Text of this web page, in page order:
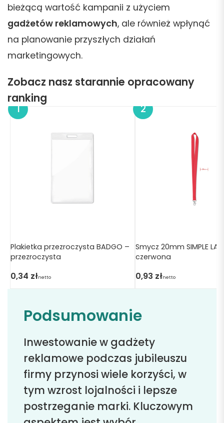
bieżącą wartość kampanii z użyciem
gadżetów reklamowych, ale również wpłynąć
na planowanie przyszłych działań
marketingowych.
Zobacz nasz starannie opracowany
ranking
Plakietka przezroczysta BADGO –
przezroczysta
0,34 złnetto
Smycz 20mm SIMPLE
czerwona
0,93 złnetto
Podsumowanie
Inwestowanie w gadżety
reklamowe podczas jubileuszu
firmy przynosi wiele korzyści, w
tym wzrost lojalności i lepsze
postrzeganie marki. Kluczowym